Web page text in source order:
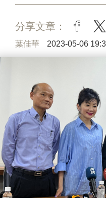
分享文章：
葉佳華 2023-05-06